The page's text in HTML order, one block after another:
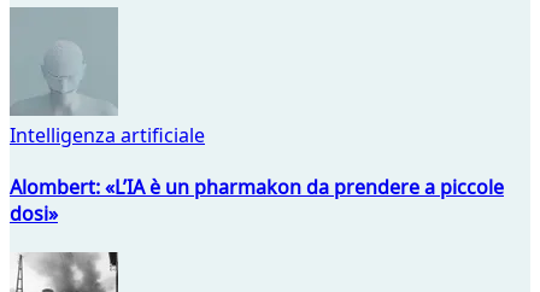
Intelligenza artificiale
Alombert: «L’IA è un pharmakon da prendere a piccole
dosi»